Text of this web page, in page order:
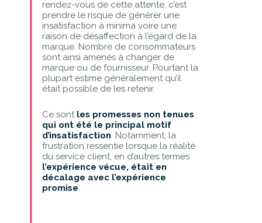
rendez-vous de cette attente, c’est
prendre le risque de générer une
insatisfaction à minima voire une
raison de désaffection à l’égard de la
marque. Nombre de consommateurs
sont ainsi amenés à changer de
marque ou de fournisseur. Pourtant la
plupart estime généralement qu’il
était possible de les retenir.
Ce sont les promesses non tenues
qui ont été le principal motif
d’insatisfaction. Notamment, la
frustration ressentie lorsque la réalité
du service client, en d’autres termes
l’expérience vécue, était en
décalage avec l’expérience
promise.